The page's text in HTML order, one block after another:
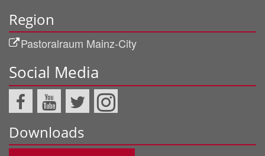
Region
Pastoralraum Mainz-City
Social Media
Downloads